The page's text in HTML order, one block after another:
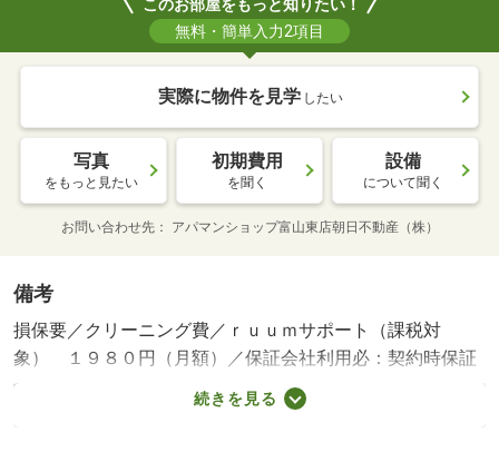
このお部屋をもっと知りたい！
無料・簡単入力2項目
実際に物件を見学 したい
写真
をもっと見たい
初期費用
を聞く
設備
について聞く
お問い合わせ先 アパマンショップ富山東店朝日不動産（株）
備考
損保要／クリーニング費／ｒｕｕｍサポート（課税対
象） １９８０円（月額）／保証会社利用必：契約時保証
委託料：２．２万／月額保証委託料：賃料総額の２．２％
又は５．５％ ※ペット可は２．５万／２．５％／［退去
続きを見る